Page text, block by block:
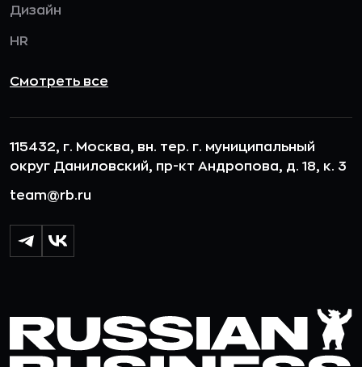
Дизайн
HR
Смотреть все
115432, г. Москва, вн. тер. г. муниципальный
округ Даниловский, пр-кт Андропова, д. 18, к. 3
team@rb.ru